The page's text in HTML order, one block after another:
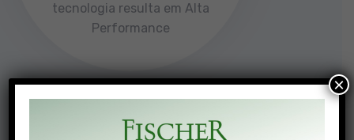
tecnologia resulta em Alta
Performance
×